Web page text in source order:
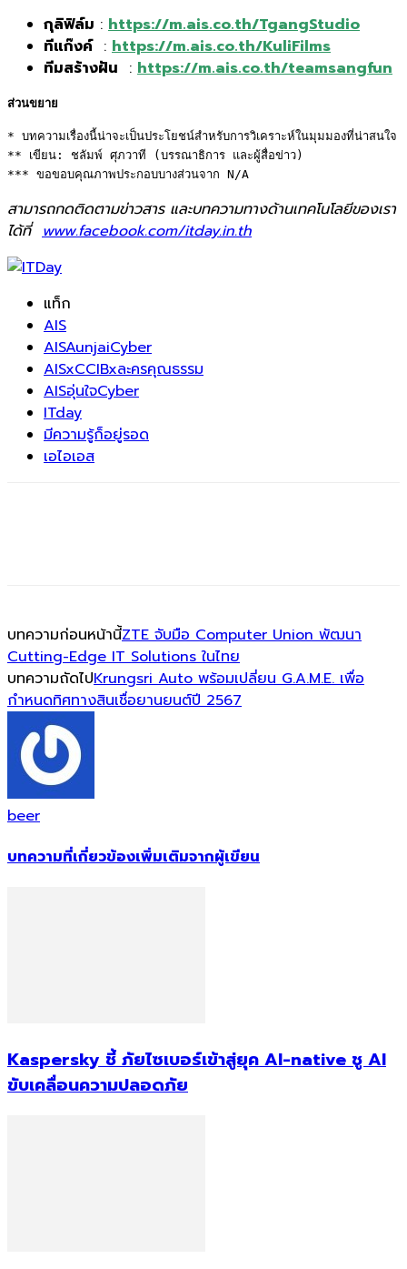
กุลิฟิล์ม : https://m.ais.co.th/TgangStudio
ทีแก๊งค์: https://m.ais.co.th/KuliFilms
ทีมสร้างฝัน : https://m.ais.co.th/teamsangfun
ส่วนขยาย
* บทความเรื่องนี้น่าจะเป็นประโยชน์สำหรับการวิเคราะห์ในมุมมองที่น่าสนใจ
** เขียน: ชลัมพ์ ศุภวาที (บรรณาธิการ และผู้สื่อข่าว)
*** ขอขอบคุณภาพประกอบบางส่วนจาก N/A
สามารถกดติดตามข่าวสาร และบทความทางด้านเทคโนโลยีของเรา
ได้ที่ www.facebook.com/itday.in.th
แท็ก
AIS
AISAunjaiCyber
AISxCCIBxละครคุณธรรม
AISอุ่นใจCyber
ITday
มีความรู้ก็อยู่รอด
เอไอเอส
บทความก่อนหน้านี้ZTE จับมือ Computer Union พัฒนา
Cutting-Edge IT Solutions ในไทย
บทความถัดไปKrungsri Auto พร้อมเปลี่ยน G.A.M.E. เพื่อ
กำหนดทิศทางสินเชื่อยานยนต์ปี 2567
beer
บทความที่เกี่ยวข้องเพิ่มเติมจากผู้เขียน
Kaspersky ชี้ ภัยไซเบอร์เข้าสู่ยุค AI-native ชู AI
ขับเคลื่อนความปลอดภัย